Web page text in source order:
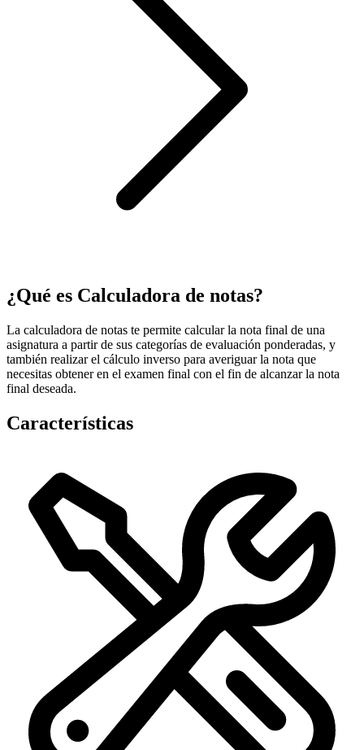
¿Qué es Calculadora de notas?
La calculadora de notas te permite calcular la nota final de una
asignatura a partir de sus categorías de evaluación ponderadas, y
también realizar el cálculo inverso para averiguar la nota que
necesitas obtener en el examen final con el fin de alcanzar la nota
final deseada.
Características